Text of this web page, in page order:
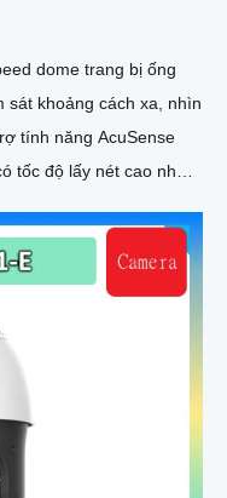
dome trang bị ống
sát khoảng cách xa, nhìn
tính năng AcuSense
tốc độ lấy nét cao nhờ